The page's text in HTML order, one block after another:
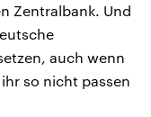
Zentralbank. Und
auch wenn
so nicht passen